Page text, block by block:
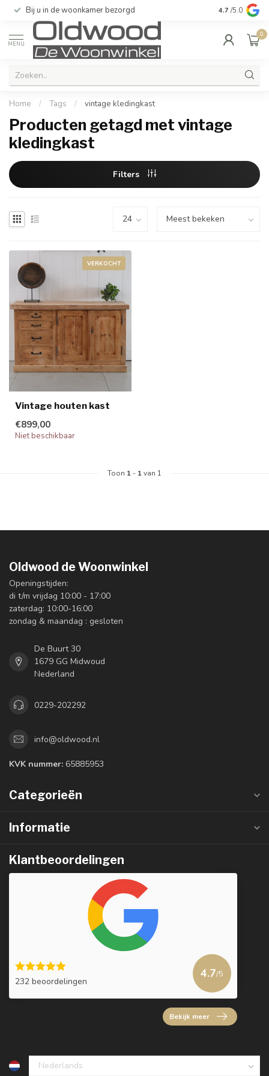
Bij u in de woonkamer bezorgd Kwaliteit &
4.7 /5.0
MENU
0
Home / Tags / vintage kledingkast
Producten getagd met vintage
kledingkast
Filters
VERKOCHT
Vintage houten kast
€899,00
Niet beschikbaar
Toon 1 - 1van 1
Oldwood de Woonwinkel
Openingstijden:
di t/m vrijdag 10:00 - 17:00
zaterdag: 10:00-16:00
zondag & maandag : gesloten
De Buurt 30
1679 GG Midwoud
Nederland
0229-202292
info@oldwood.nl
KVK nummer: 65885953
Categorieën
Informatie
Klantbeoordelingen
232 beoordelingen
4.7/5
Bekijk meer